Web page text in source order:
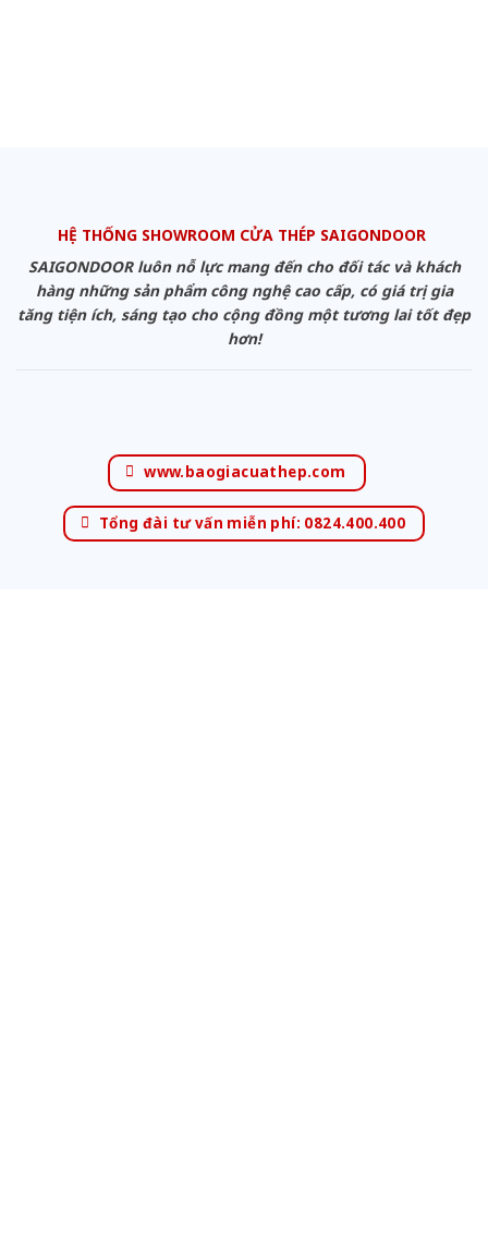
HỆ THỐNG SHOWROOM CỬA THÉP SAIGONDOOR
SAIGONDOOR luôn nỗ lực mang đến cho đối tác và khách
hàng những sản phẩm công nghệ cao cấp, có giá trị gia
tăng tiện ích, sáng tạo cho cộng đồng một tương lai tốt đẹp
hơn!
www.baogiacuathep.com
Tổng đài tư vấn miễn phí: 0824.400.400